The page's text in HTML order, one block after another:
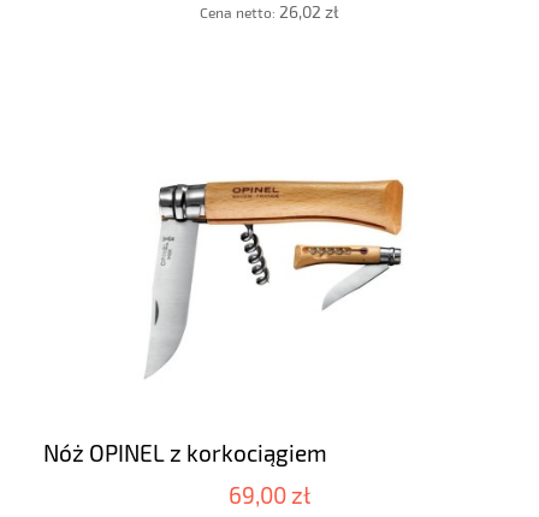
Cena netto: 26,02 zł
Nóż OPINEL z korkociągiem
69,00 zł